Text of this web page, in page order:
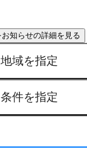
地域を指定
条件を指定